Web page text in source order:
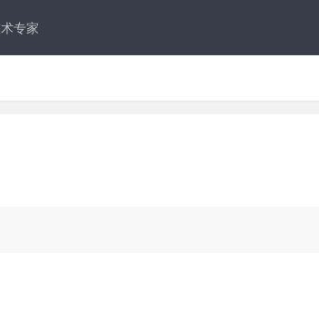
专家